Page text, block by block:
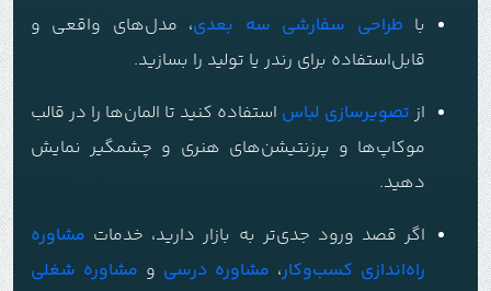
با طراحی سفارشی سه بعدی، مدل‌های واقعی و
قابل‌استفاده برای رندر یا تولید را بسازید.
از تصویرسازی لباس استفاده کنید تا المان‌ها را در قالب
موکاپ‌ها و پرزنتیشن‌های هنری و چشمگیر نمایش
دهید.
اگر قصد ورود جدی‌تر به بازار دارید، خدمات مشاوره
راه‌اندازی کسب‌وکار، مشاوره درسی و مشاوره شغلی